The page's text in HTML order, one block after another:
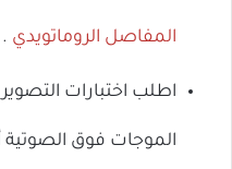
المفاصل الروماتويدي .
اطلب اختبارات
الموجات فوق الصوتية